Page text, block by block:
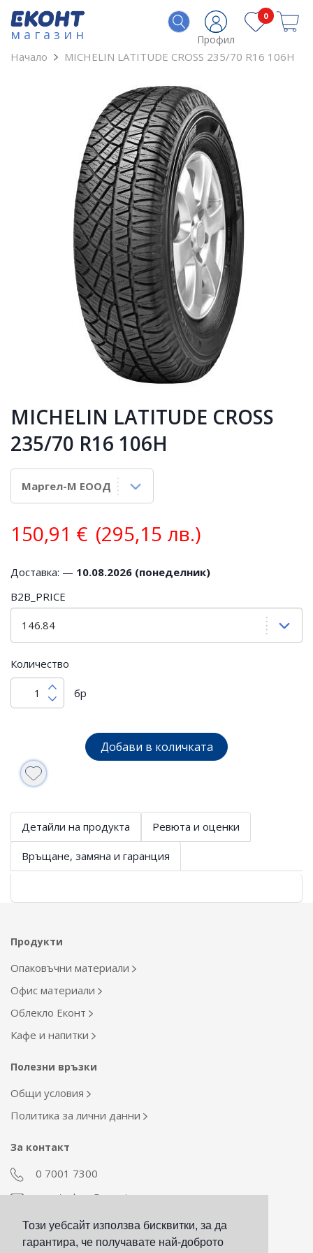
Този уебсайт използва бисквитки, за да
гарантира, че получавате най-доброто
магазин Профил
0
Начало MICHELIN LATITUDE CROSS 235/70 R16 106H
MICHELIN LATITUDE CROSS
235/70 R16 106H
150,91 € (295,15 лв.)
Доставка: — 10.08.2026 (понеделник)
B2B_PRICE
Количество
бр
Добави в количката
Детайли на продукта Ревюта и оценки
Връщане, замяна и гаранция
Продукти
Опаковъчни материали
Офис материали
Облекло Еконт
Кафе и напитки
Полезни връзки
Общи условия
Политика за лични данни
За контакт
0 7001 7300
econt_shop@econt.com
Екип Материални ресурси